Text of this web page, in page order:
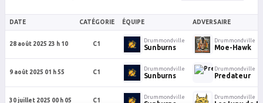
DATE CATÉGORIE ÉQUIPE ADVERSAIRE
28 août 2025 23 h 10 C1
Drummondville
Sunburns
Drummondville
Moe-Hawk
9 août 2025 01 h 55 C1
Drummondville
Sunburns
Drummondville
Predateur
30 juillet 2025 00 h 05 C1
Drummondville Drummondville